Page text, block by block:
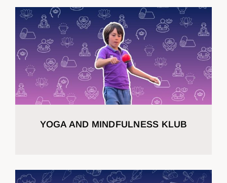
YOGA AND MINDFULNESS KLUB